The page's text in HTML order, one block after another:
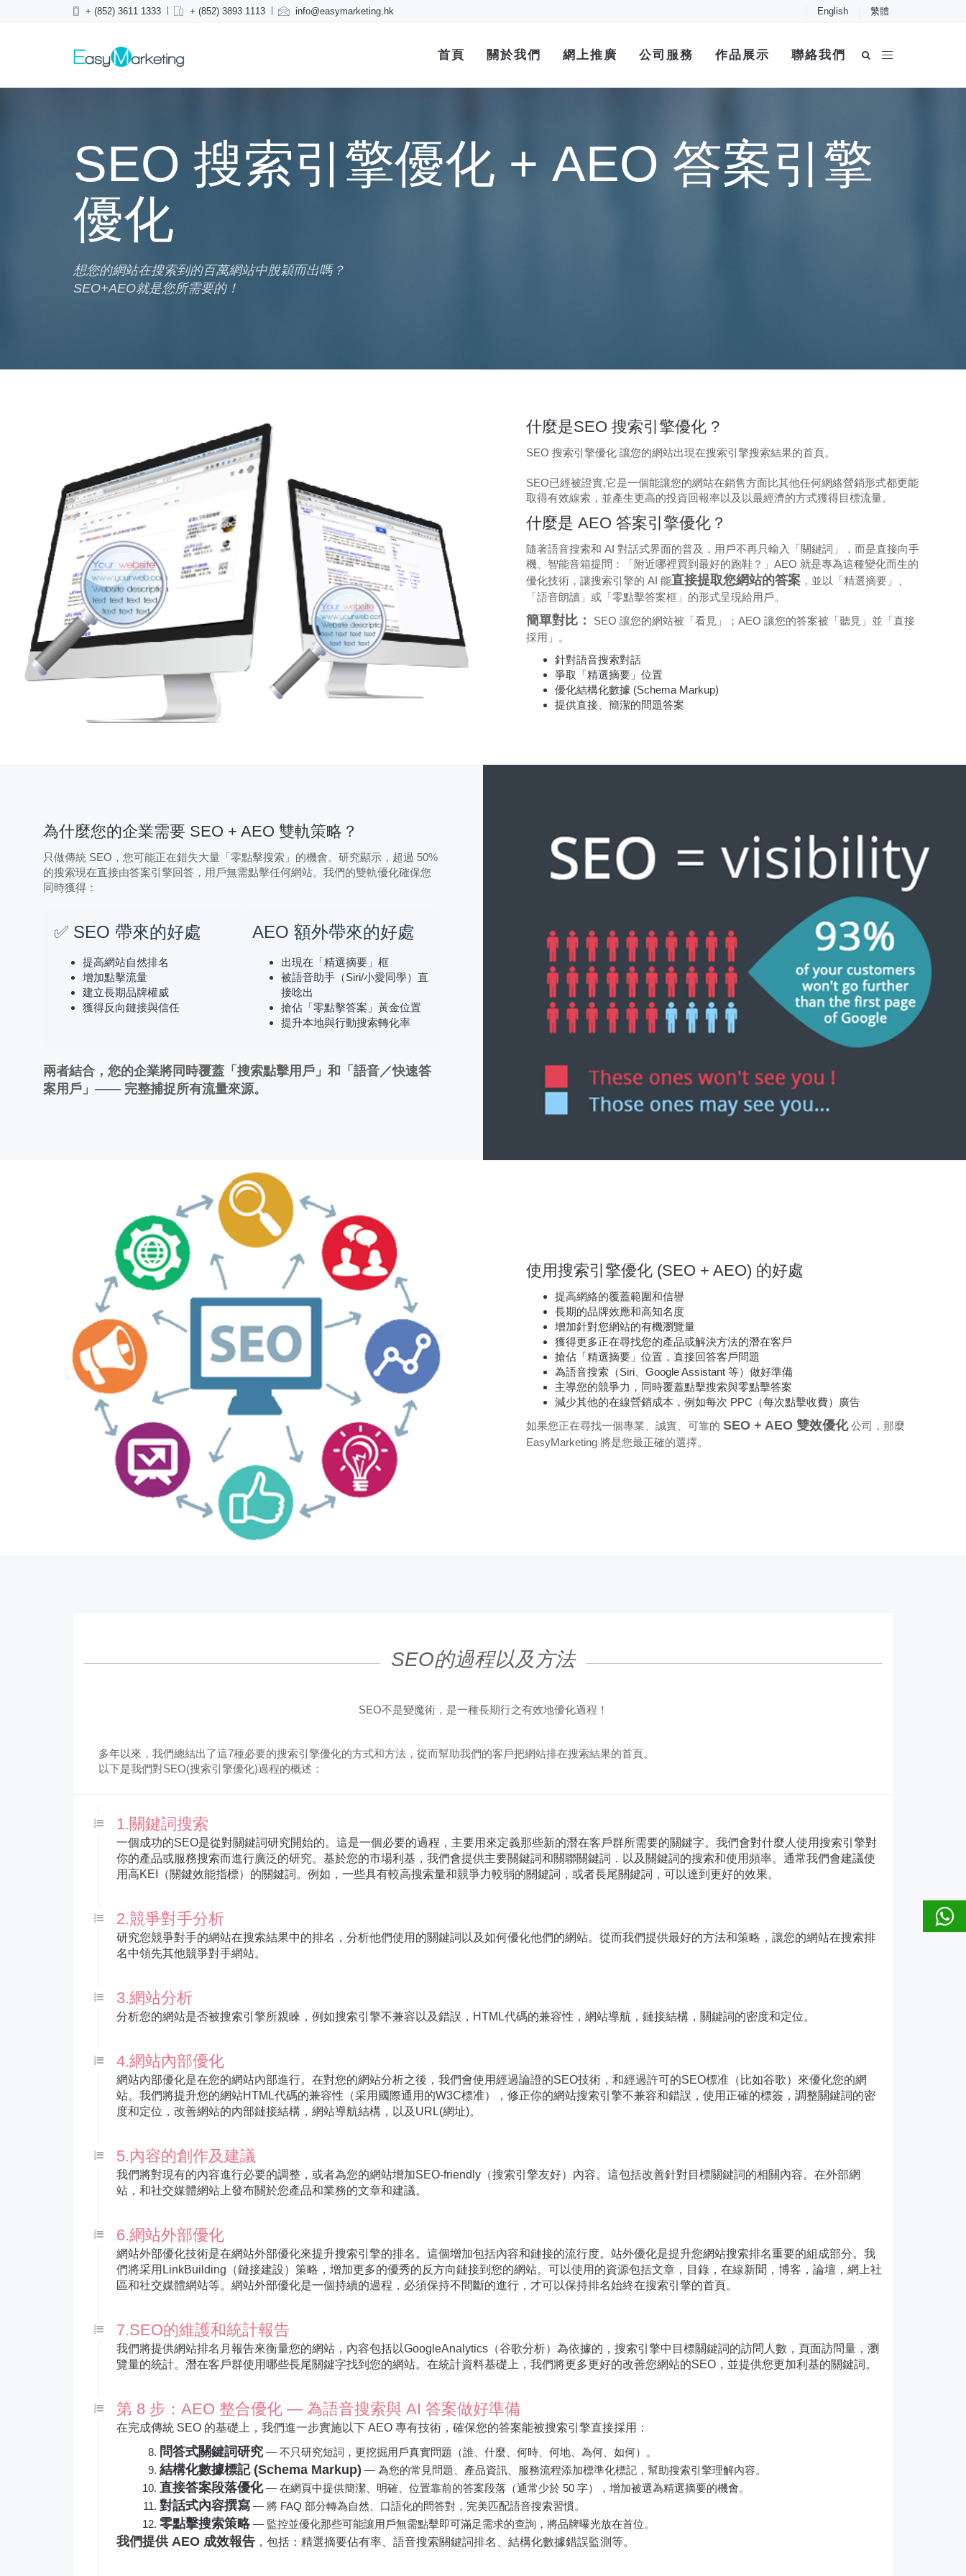
+ (852) 3611 1333 + (852) 3893 1113 info@easymarketing.hk English 繁體
首頁 關於我們 網上推廣 公司服務 作品展示 聯絡我們
SEO 搜索引擎優化 + AEO 答案引擎
優化
想您的網站在搜索到的百萬網站中脫穎而出嗎？
SEO+AEO就是您所需要的！
什麼是SEO 搜索引擎優化 ?
SEO 搜索引擎優化 讓您的網站出現在搜索引擎搜索結果的首頁。
SEO已經被證實,它是一個能讓您的網站在銷售方面比其他任何網絡營銷形式都更能
取得有效線索，並產生更高的投資回報率以及以最經濟的方式獲得目標流量。
什麼是 AEO 答案引擎優化？
隨著語音搜索和 AI 對話式界面的普及，用戶不再只輸入「關鍵詞」，而是直接向手
機、智能音箱提問：「附近哪裡買到最好的跑鞋？」AEO 就是專為這種變化而生的
優化技術，讓搜索引擎的 AI 能直接提取您網站的答案 ，並以「精選摘要」、
「語音朗讀」或「零點擊答案框」的形式呈現給用戶。
簡單對比：
SEO 讓您的網站被「看見」；AEO 讓您的答案被「聽見」並「直接
採用」。
針對語音搜索對話
爭取「精選摘要」位置
優化結構化數據 (Schema Markup)
提供直接、簡潔的問題答案
為什麼您的企業需要 SEO + AEO 雙軌策略？
只做傳統 SEO，您可能正在錯失大量「零點擊搜索」的機會。研究顯示，超過 50%
的搜索現在直接由答案引擎回答，用戶無需點擊任何網站。我們的雙軌優化確保您
同時獲得：
✅ SEO 帶來的好處
提高網站自然排名
增加點擊流量
建立長期品牌權威
獲得反向鏈接與信任
AEO 額外帶來的好處
出現在「精選摘要」框
被語音助手（Siri/小愛同學）直
接唸出
搶佔「零點擊答案」黃金位置
提升本地與行動搜索轉化率
兩者結合，您的企業將同時覆蓋「搜索點擊用戶」和「語音／快速答
案用戶」—— 完整捕捉所有流量來源。
使用搜索引擎優化 (SEO + AEO) 的好處
提高網絡的覆蓋範圍和信譽
長期的品牌效應和高知名度
增加針對您網站的有機瀏覽量
獲得更多正在尋找您的產品或解決方法的潛在客戶
搶佔「精選摘要」位置，直接回答客戶問題
為語音搜索（Siri、Google Assistant 等）做好準備
主導您的競爭力，同時覆蓋點擊搜索與零點擊答案
減少其他的在線營銷成本，例如每次 PPC（每次點擊收費）廣告
如果您正在尋找一個專業、誠實、可靠的 SEO + AEO 雙效優化公司，那麼
EasyMarketing 將是您最正確的選擇。
SEO的過程以及方法
SEO不是變魔術，是一種長期行之有效地優化過程！
多年以來，我們總結出了這7種必要的搜索引擎優化的方式和方法，從而幫助我們的客戶把網站排在搜索結果的首頁。
以下是我們對SEO(搜索引擎優化)過程的概述：
1.關鍵詞搜索
一個成功的SEO是從對關鍵詞研究開始的。這是一個必要的過程，主要用來定義那些新的潛在客戶群所需要的關鍵字。我們會對什麼人使用搜索引擎對
你的產品或服務搜索而進行廣泛的研究。基於您的市場利基，我們會提供主要關鍵詞和關聯關鍵詞．以及關鍵詞的搜索和使用頻率。通常我們會建議使
用高KEI（關鍵效能指標）的關鍵詞。例如，一些具有較高搜索量和競爭力較弱的關鍵詞，或者長尾關鍵詞，可以達到更好的效果。
2.競爭對手分析
研究您競爭對手的網站在搜索結果中的排名，分析他們使用的關鍵詞以及如何優化他們的網站。從而我們提供最好的方法和策略，讓您的網站在搜索排
名中領先其他競爭對手網站。
3.網站分析
分析您的網站是否被搜索引擎所親睞，例如搜索引擎不兼容以及錯誤，HTML代碼的兼容性，網站導航，鏈接結構，關鍵詞的密度和定位。
4.網站內部優化
網站內部優化是在您的網站內部進行。在對您的網站分析之後，我們會使用經過論證的SEO技術，和經過許可的SEO標准（比如谷歌）來優化您的網
站。我們將提升您的網站HTML代碼的兼容性（采用國際通用的W3C標准），修正你的網站搜索引擎不兼容和錯誤，使用正確的標簽，調整關鍵詞的密
度和定位，改善網站的內部鏈接結構，網站導航結構，以及URL(網址)。
5.內容的創作及建議
我們將對現有的內容進行必要的調整，或者為您的網站增加SEO-friendly（搜索引擎友好）內容。這包括改善針對目標關鍵詞的相關內容。在外部網
站，和社交媒體網站上發布關於您產品和業務的文章和建議。
6.網站外部優化
網站外部優化技術是在網站外部優化來提升搜索引擎的排名。這個增加包括內容和鏈接的流行度。站外優化是提升您網站搜索排名重要的組成部分。我
們將采用LinkBuilding（鏈接建設）策略，增加更多的優秀的反方向鏈接到您的網站。可以使用的資源包括文章，目錄，在線新聞，博客，論壇，網上社
區和社交媒體網站等。網站外部優化是一個持續的過程，必須保持不間斷的進行，才可以保持排名始終在搜索引擎的首頁。
7.SEO的維護和統計報告
我們將提供網站排名月報告來衡量您的網站，內容包括以GoogleAnalytics（谷歌分析）為依據的，搜索引擎中目標關鍵詞的訪問人數，頁面訪問量，瀏
覽量的統計。潛在客戶群使用哪些長尾關鍵字找到您的網站。在統計資料基礎上，我們將更多更好的改善您網站的SEO，並提供您更加利基的關鍵詞。
第 8 步：AEO 整合優化 — 為語音搜索與 AI 答案做好準備
在完成傳統 SEO 的基礎上，我們進一步實施以下 AEO 專有技術，確保您的答案能被搜索引擎直接採用：
問答式關鍵詞研究 — 不只研究短詞，更挖掘用戶真實問題（誰、什麼、何時、何地、為何、如何）。
結構化數據標記 (Schema Markup) — 為您的常見問題、產品資訊、服務流程添加標準化標記，幫助搜索引擎理解內容。
直接答案段落優化— 在網頁中提供簡潔、明確、位置靠前的答案段落（通常少於 50 字），增加被選為精選摘要的機會。
對話式內容撰寫 — 將 FAQ 部分轉為自然、口語化的問答對，完美匹配語音搜索習慣。
零點擊搜索策略 — 監控並優化那些可能讓用戶無需點擊即可滿足需求的查詢，將品牌曝光放在首位。
我們提供 AEO 成效報告 ，包括：精選摘要佔有率、語音搜索關鍵詞排名、結構化數據錯誤監測等。